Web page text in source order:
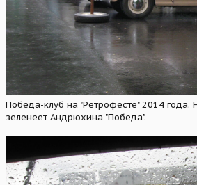
Победа-клуб на "Ретрофесте" 2014 года.
зеленеет Андрюхина "Победа".